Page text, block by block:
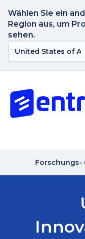
Wählen Sie ein
Region aus, um
sehen.